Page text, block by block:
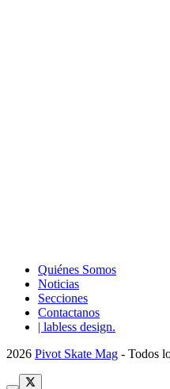
Quiénes Somos
Noticias
Secciones
Contactanos
| labless design.
2026 Pivot Skate Mag - Todos